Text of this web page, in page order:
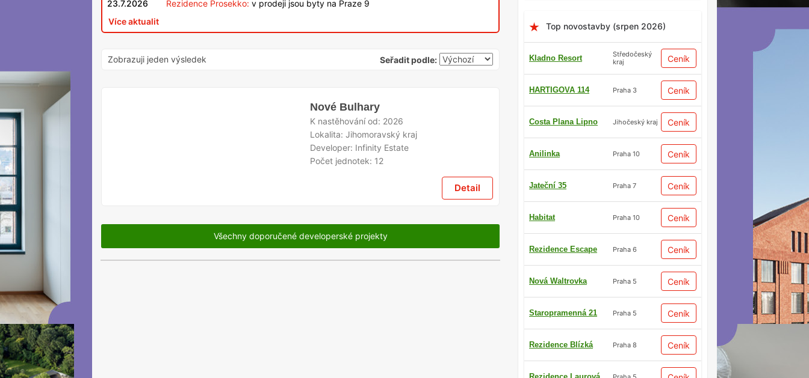
Top novostavby (srpen 2026)
Kladno Resort
Středočeský
kraj
Ceník
HARTIGOVA 114 Praha 3 Ceník
Costa Plana Lipno Jihočeský kraj Ceník
Anilinka Praha 10 Ceník
Jateční 35 Praha 7 Ceník
Habitat Praha 10 Ceník
Rezidence Escape Praha 6 Ceník
Nová Waltrovka Praha 5 Ceník
Staropramenná 21 Praha 5 Ceník
Rezidence Blízká Praha 8 Ceník
23.7.2026
Rezidence Prosekko: v prodeji jsou byty na Praze 9
Více aktualit
Zobrazuji jeden výsledek Seřadit podle:
Nové Bulhary
K nastěhování od: 2026
Lokalita:Jihomoravský kraj
Developer: Infinity Estate
Počet jednotek: 12
Detail
Všechny doporučené developerské projekty